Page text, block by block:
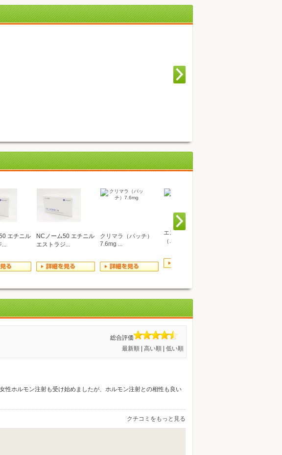
エチニル
...
NCノーム50 エチニル
エストラジ...
クリマラ（パッチ）
7.6mg ...
エストロモン0.mg錠
（...
総合評価
最新順 | 高い順 | 低い順
ホルモン注射も受け始めましたが、ホルモン注射との相性も良い
クチコミをもっと見る